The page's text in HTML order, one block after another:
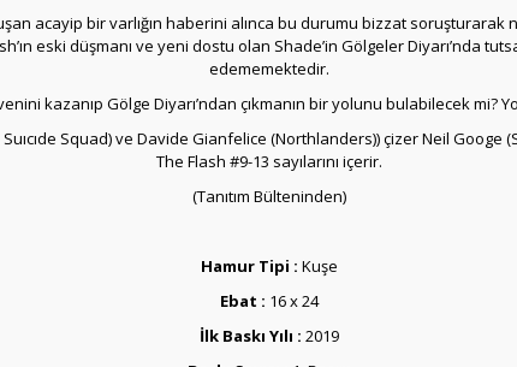
acayip bir varlığın haberini alınca bu durumu bizzat
eski düşmanı ve yeni dostu olan Shade’in Gölgeler Diyarı’nda
edememektedir.
kazanıp Gölge Diyarı’ndan çıkmanın bir yolunu bulabilecek mi?
Squad) ve Davide Gianfelice (Northlanders)) çizer Neil
The Flash #9-13 sayılarını içerir.
(Tanıtım Bülteninden)
Hamur Tipi : Kuşe
Ebat : 16 x 24
İlk Baskı Yılı : 2019